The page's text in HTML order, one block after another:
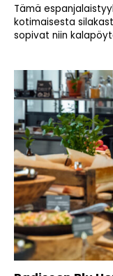
Tämä
kotimaisesta
sopivat niin